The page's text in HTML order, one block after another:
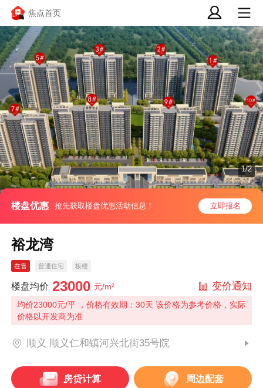
焦点首页
楼盘优惠 抢先获取楼盘优惠活动信息！ 立即报名
1/2
裕龙湾
在售 普通住宅 板楼
楼盘均价 23000 元/m² 变价通知
均价23000元/平 ，价格有效期：30天 该价格为参考价格，实际
价格以开发商为准
顺义 顺义仁和镇河兴北街35号院
房贷计算 周边配套